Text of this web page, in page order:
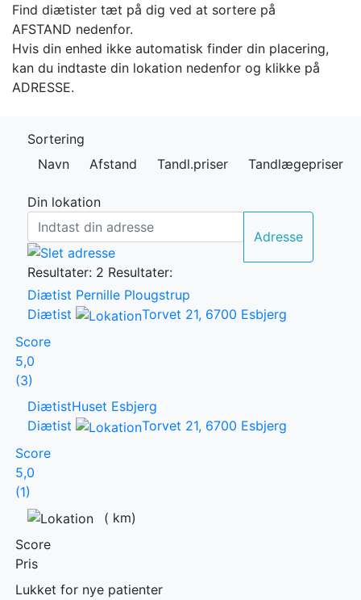
Find diætister tæt på dig ved at sortere på
AFSTAND nedenfor.
Hvis din enhed ikke automatisk finder din placering,
kan du indtaste din lokation nedenfor og klikke på
ADRESSE.
Sortering
Navn
Afstand Tandl.priser Tandlægepriser
Din lokation
Adresse
Resultater: 2 Resultater:
Diætist Pernille Plougstrup
Diætist
Torvet 21, 6700 Esbjerg
Score
5,0
(3)
DiætistHuset Esbjerg
Diætist
Torvet 21, 6700 Esbjerg
Score
5,0
(1)
( km)
Score
Pris
Lukket for nye patienter